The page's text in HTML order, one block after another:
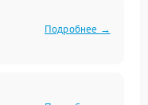
Подробнее →